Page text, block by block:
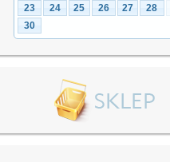
23
24 25 26 27 28
30